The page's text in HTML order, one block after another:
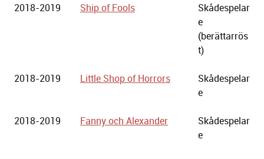
2018-2019 Ship of Fools
Skådespelar
e
(berättarrös
t)
2018-2019 Little Shop of Horrors
Skådespelar
e
2018-2019 Fanny och Alexander
Skådespelar
e